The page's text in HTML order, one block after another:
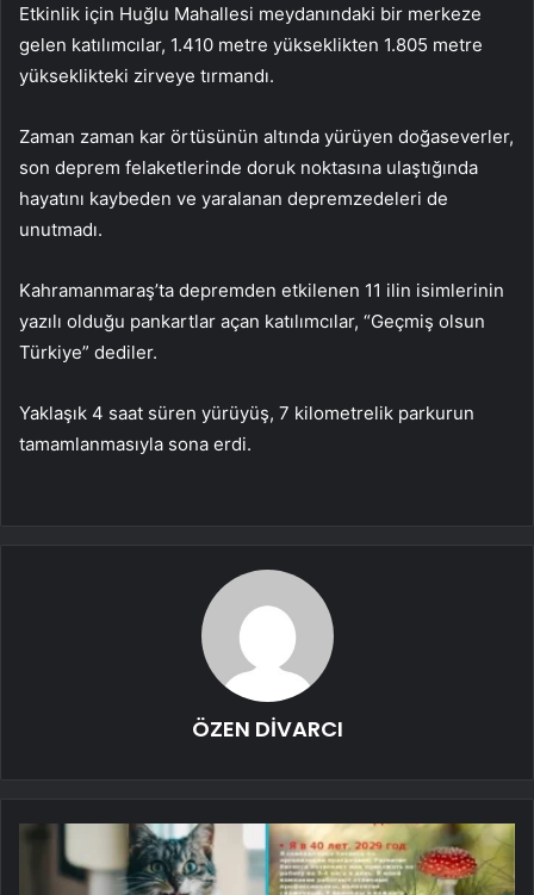
Etkinlik için Huğlu Mahallesi meydanındaki bir merkeze
gelen katılımcılar, 1.410 metre yükseklikten 1.805 metre
yükseklikteki zirveye tırmandı.
Zaman zaman kar örtüsünün altında yürüyen doğaseverler,
son deprem felaketlerinde doruk noktasına ulaştığında
hayatını kaybeden ve yaralanan depremzedeleri de
unutmadı.
Kahramanmaraş’ta depremden etkilenen 11 ilin isimlerinin
yazılı olduğu pankartlar açan katılımcılar, “Geçmiş olsun
Türkiye” dediler.
Yaklaşık 4 saat süren yürüyüş, 7 kilometrelik parkurun
tamamlanmasıyla sona erdi.
ÖZEN DİVARCI